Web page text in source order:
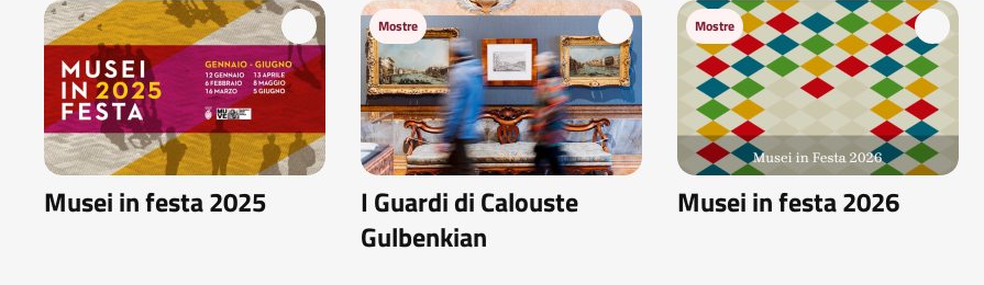
Musei in festa 2025
Mostre
I Guardi di Calouste
Gulbenkian
Mostre
Musei in festa 2026